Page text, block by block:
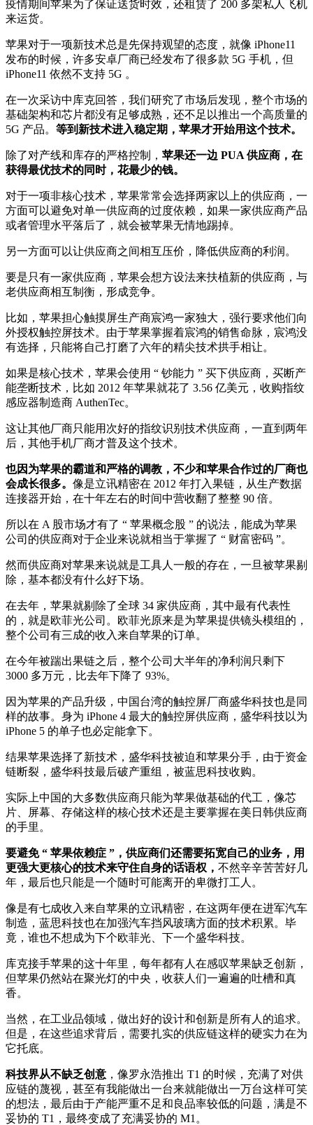
疫情期间苹果为了保证送货时效，还租赁了 200 多架私人飞机
来运货。
苹果对于一项新技术总是先保持观望的态度，就像 iPhone11
发布的时候，许多安卓厂商已经发布了很多款 5G 手机，但
iPhone11 依然不支持 5G 。
在一次采访中库克回答，我们研究了市场后发现，整个市场的
基础架构和芯片都没有足够成熟，还不足以推出一个高质量的
5G 产品。 等到新技术进入稳定期，苹果才开始用这个技术。
除了对产线和库存的严格控制， 苹果还一边 PUA 供应商，在
获得最优技术的同时，花最少的钱。
对于一项非核心技术，苹果常常会选择两家以上的供应商，一
方面可以避免对单一供应商的过度依赖，如果一家供应商产品
或者管理水平落后了，就会被苹果无情地踢掉。
另一方面可以让供应商之间相互压价，降低供应商的利润。
要是只有一家供应商，苹果会想方设法来扶植新的供应商，与
老供应商相互制衡，形成竞争。
比如，苹果担心触摸屏生产商宸鸿一家独大，强行要求他们向
外授权触控屏技术。由于苹果掌握着宸鸿的销售命脉，宸鸿没
有选择，只能将自己打磨了六年的精尖技术拱手相让。
如果是核心技术，苹果会使用 “ 钞能力 ” 买下供应商，买断产
能垄断技术，比如 2012 年苹果就花了 3.56 亿美元，收购指纹
感应器制造商 AuthenTec。
这让其他厂商只能用次好的指纹识别技术供应商，一直到两年
后，其他手机厂商才普及这个技术。
也因为苹果的霸道和严格的调教，不少和苹果合作过的厂商也
会成长很多。 像是立讯精密在 2012 年打入果链，从生产数据
连接器开始，在十年左右的时间中营收翻了整整 90 倍。
所以在 A 股市场才有了 “ 苹果概念股 ” 的说法，能成为苹果
公司的供应商对于企业来说就相当于掌握了 “ 财富密码 ”。
然而供应商对苹果来说就是工具人一般的存在，一旦被苹果剔
除，基本都没有什么好下场。
在去年，苹果就剔除了全球 34 家供应商，其中最有代表性
的，就是欧菲光公司。欧菲光原来是为苹果提供镜头模组的，
整个公司有三成的收入来自苹果的订单。
在今年被踹出果链之后，整个公司大半年的净利润只剩下
3000 多万元，比去年下降了 93%。
因为苹果的产品升级，中国台湾的触控屏厂商盛华科技也是同
样的故事。身为 iPhone 4 最大的触控屏供应商，盛华科技以为
iPhone 5 的单子也必定能拿下。
结果苹果选择了新技术，盛华科技被迫和苹果分手，由于资金
链断裂，盛华科技最后破产重组，被蓝思科技收购。
实际上中国的大多数供应商只能为苹果做基础的代工，像芯
片、屏幕、存储这样的核心技术还是主要掌握在美日韩供应商
的手里。
要避免 “ 苹果依赖症 ”，供应商们还需要拓宽自己的业务，用
更强大更核心的技术来守住自身的话语权， 不然辛辛苦苦好几
年，最后也只能是一个随时可能离开的卑微打工人。
像是有七成收入来自苹果的立讯精密，在这两年便在进军汽车
制造，蓝思科技也在加强汽车挡风玻璃方面的技术积累。毕
竟，谁也不想成为下个欧菲光、下一个盛华科技。
库克接手苹果的这十年里，每年都有人在感叹苹果缺乏创新，
但苹果仍然站在聚光灯的中央，收获人们一遍遍的吐槽和真
香。
当然，在工业品领域，做出好的设计和创新是所有人的追求。
但是，在这些追求背后，需要扎实的供应链这样的硬实力在为
它托底。
科技界从不缺乏创意 ，像罗永浩推出 T1 的时候，充满了对供
应链的蔑视，甚至有我能做出一台来就能做出一万台这样可笑
的想法，最后由于产能严重不足和良品率较低的问题，满是不
妥协的 T1，最终变成了充满妥协的 M1。